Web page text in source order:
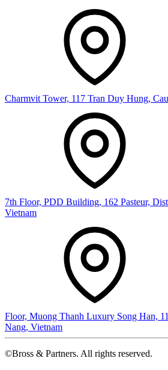
Charmvit Tower, 117 Tran Duy Hung,
7th Floor, PDD Building, 162 Pasteur,
Vietnam
Floor, Muong Thanh Luxury Song Han,
Nang, Vietnam
©Bross & Partners. All rights reserved.